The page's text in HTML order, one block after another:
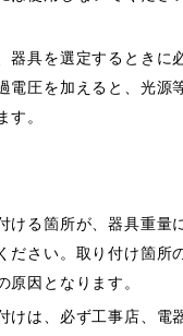
器具を選定するときに
電圧を加えると、光源
す。
ける箇所が、器具重量
ださい。取り付け箇所
原因となります。
けは、必ず工事店、電